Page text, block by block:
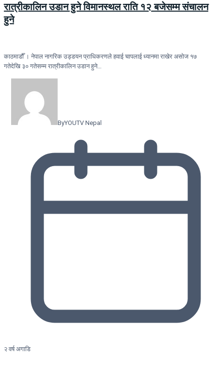
रात्रीकालिन उडान हुने विमानस्थल राति १२ बजेसम्म संचालन
हुने
काठमाडौँ । नेपाल नागरिक उड्डयन प्राधिकरणले हवाई चापलाई ध्यानमा राखेर असोज १७
गतेदेखि ३० गतेसम्म रात्रीकालिन उडान हुने…
ByYOUTV Nepal
२ वर्ष अगाडि